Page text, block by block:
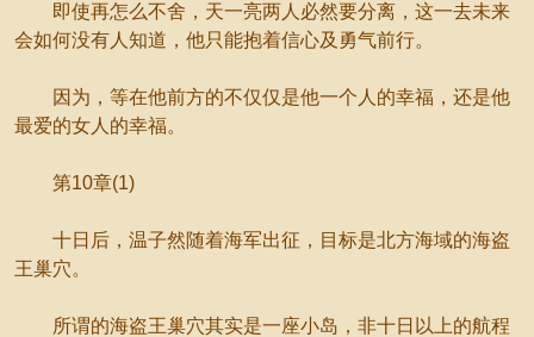
即使再怎么不舍，天一亮两人必然要分离，这一去未来
会如何没有人知道，他只能抱着信心及勇气前行。
因为，等在他前方的不仅仅是他一个人的幸福，还是他
最爱的女人的幸福。
第10章(1)
十日后，温子然随着海军出征，目标是北方海域的海盗
王巢穴。
所谓的海盗王巢穴其实是一座小岛，非十日以上的航程